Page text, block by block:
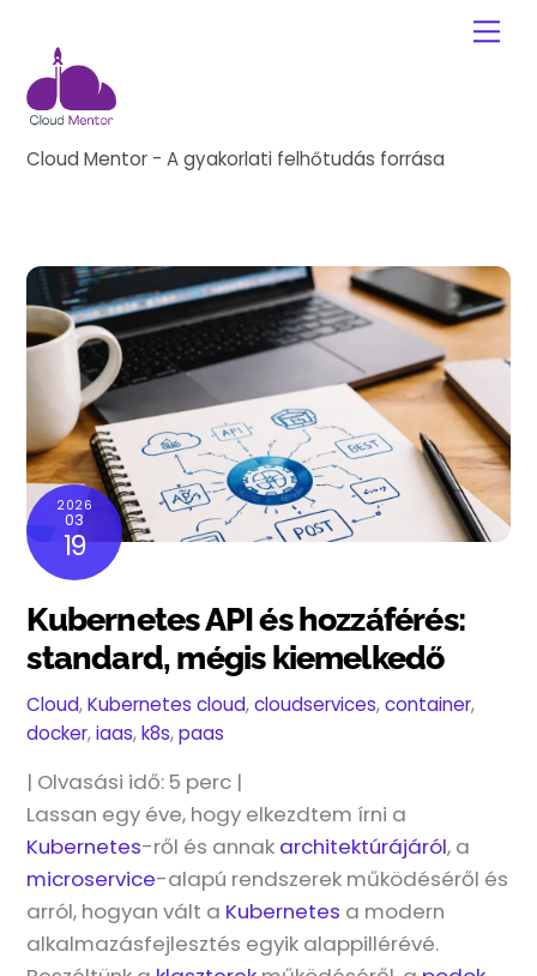
content
Cloud Mentor - A gyakorlati felhőtudás forrása
2026
03
19
Kubernetes API és hozzáférés:
standard, mégis kiemelkedő
Cloud,Kubernetes cloud,cloudservices,container,
docker,iaas,k8s,paas
| Olvasási idő: 5 perc |
Lassan egy éve, hogy elkezdtem írni a
Kubernetes-ről és annak architektúrájáról, a
microservice-alapú rendszerek működéséről és
arról, hogyan vált a Kubernetes a modern
alkalmazásfejlesztés egyik alappillérévé.